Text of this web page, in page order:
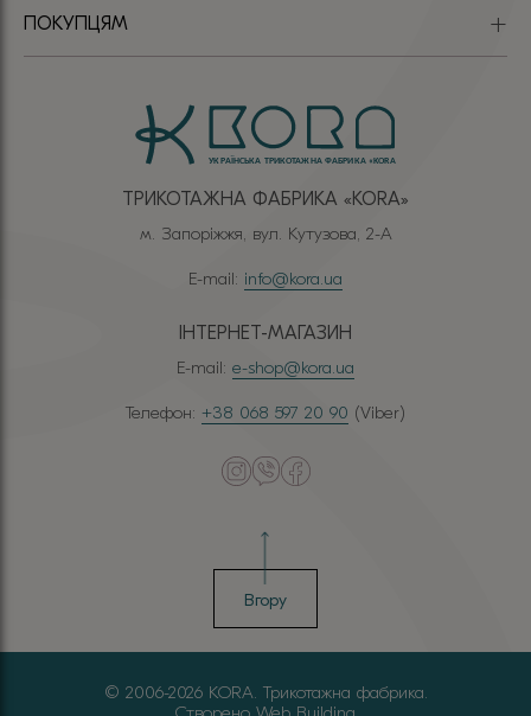
ТРИКОТАЖНА ФАБРИКА «КОRА»
м. Запоріжжя, вул. Кутузова, 2-А
E-mail: info@kora.ua
ІНТЕРНЕТ-МАГАЗИН
E-mail: e-shop@kora.ua
Телефон: +38 068 597 20 90 (Viber)
ПОКУПЦЯМ
Вгору
© 2006-2026 KORA. Трикотажна фабрика.